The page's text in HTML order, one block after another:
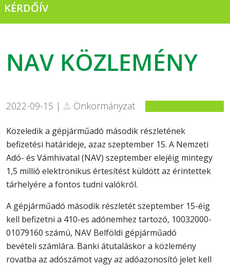
KÉRDŐÍV
NAV KÖZLEMÉNY
2022-09-15 | Önkormányzat
Közeledik a gépjárműadó második részletének
befizetési határideje, azaz szeptember 15. A Nemzeti
Adó- és Vámhivatal (NAV) szeptember elejéig mintegy
1,5 millió elektronikus értesítést küldött az érintettek
tárhelyére a fontos tudni valókról.
A gépjárműadó második részletét szeptember 15-éig
kell befizetni a 410-es adónemhez tartozó, 10032000-
01079160 számú, NAV Belföldi gépjárműadó
bevételi számlára. Banki átutaláskor a közlemény
rovatba az adószámot vagy az adóazonosító jelet kell